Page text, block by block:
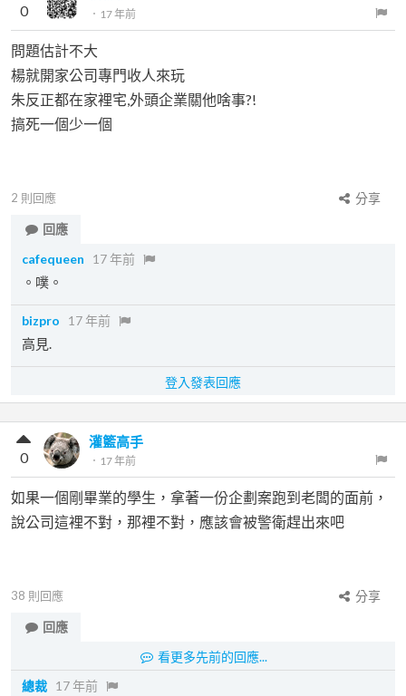
． 17 年前
0
問題估計不大
楊就開家公司專門收人來玩
朱反正都在家裡宅,外頭企業關他啥事?!
搞死一個少一個
2 則回應
分享
回應
cafequeen
17 年前
。噗。
bizpro 17 年前
高見.
登入發表回應
灌籃高手
． 17 年前
0
如果一個剛畢業的學生，拿著一份企劃案跑到老闆的面前，
說公司這裡不對，那裡不對，應該會被警衛趕出來吧
38 則回應
分享
回應
看更多先前的回應...
總裁 17 年前